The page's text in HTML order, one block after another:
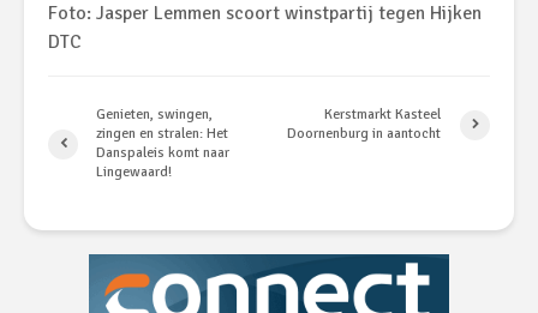
Foto: Jasper Lemmen scoort winstpartij tegen Hijken
DTC
Genieten, swingen,
zingen en stralen: Het
Danspaleis komt naar
Lingewaard!
Kerstmarkt Kasteel
Doornenburg in aantocht